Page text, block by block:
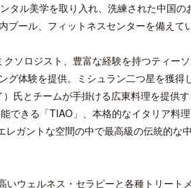
タル美学を取り入れ、洗練された中国の
ール、フィットネスセンターを備えて
ソロジスト、豊富な経験を持つティー
体験を提供。ミシュラン二つ星を獲得
氏とチームが手掛ける広東料理を提供す
きる「TIAO」、本格的なイタリア料理
ガントな空間の中で最高級の伝統的な
ウェルネス・セラピーと各種トリート
ビュッフェ
ロサンゼルス観光局